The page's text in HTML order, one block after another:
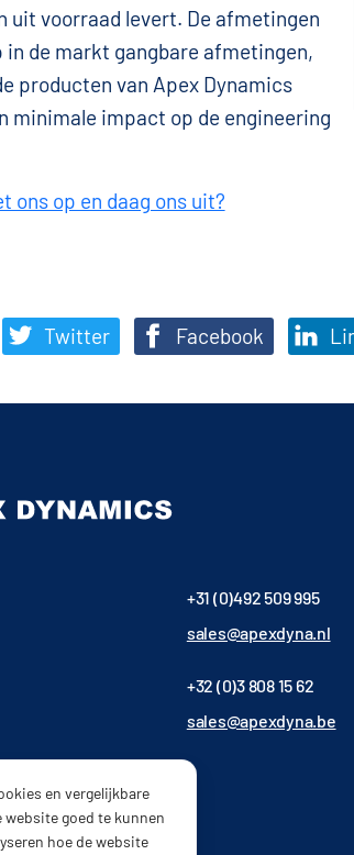
uit voorraad levert. De afmetingen
de markt gangbare afmetingen,
producten van Apex Dynamics
minimale impact op de engineering
ons op en daag ons uit?
Twitter Facebook
+31 (0)492 509 995
sales@apexdyna.nl
+32 (0)3 808 15 62
sales@apexdyna.be
en vergelijkbare
goed te kunnen
hoe de website